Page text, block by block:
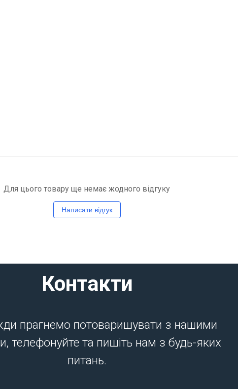
Для цього товару ще немає жодного відгуку
Написати відгук
Контакти
прагнемо потоваришувати з нашими
телефонуйте та пишіть нам з будь-яких
питань.